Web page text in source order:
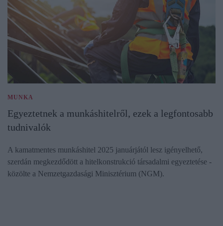
MUNKA
Egyeztetnek a munkáshitelről, ezek a legfontosabb
tudnivalók
A kamatmentes munkáshitel 2025 januárjától lesz igényelhető,
szerdán megkezdődött a hitelkonstrukció társadalmi egyeztetése -
közölte a Nemzetgazdasági Minisztérium (NGM).